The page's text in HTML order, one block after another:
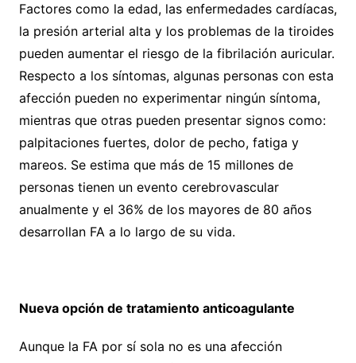
Factores como la edad, las enfermedades cardíacas,
la presión arterial alta y los problemas de la tiroides
pueden aumentar el riesgo de la fibrilación auricular.
Respecto a los síntomas, algunas personas con esta
afección pueden no experimentar ningún síntoma,
mientras que otras pueden presentar signos como:
palpitaciones fuertes, dolor de pecho, fatiga y
mareos. Se estima que más de 15 millones de
personas tienen un evento cerebrovascular
anualmente y el 36% de los mayores de 80 años
desarrollan FA a lo largo de su vida.
Nueva opción de tratamiento anticoagulante
Aunque la FA por sí sola no es una afección